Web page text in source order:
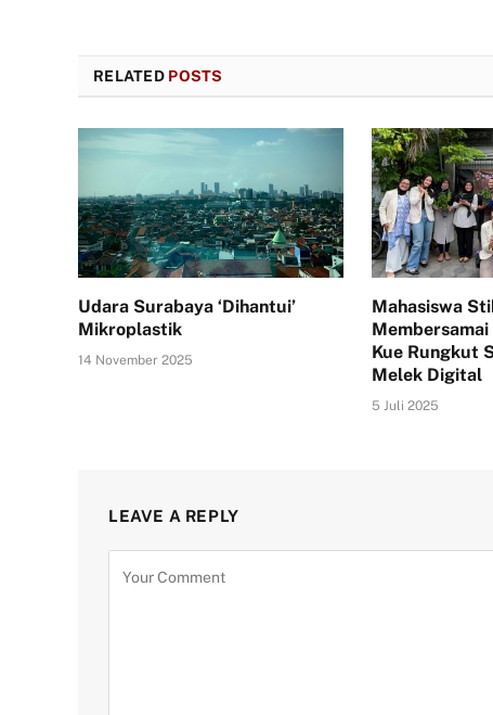
RELATED POSTS
Udara Surabaya ‘Dihantui’
Mikroplastik
14 November 2025
Mahasiswa
Kue Rungkut
Melek Digital
5 Juli 2025
LEAVE A REPLY